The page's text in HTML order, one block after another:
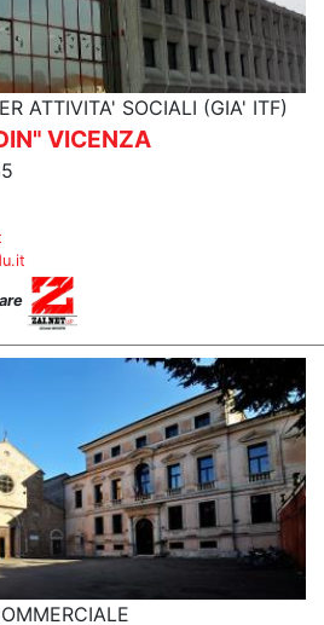
ATTIVITA' SOCIALI (GIA' ITF)
VICENZA